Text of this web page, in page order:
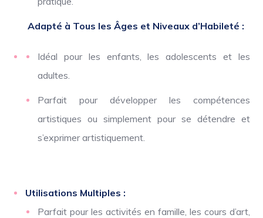
Adapté à Tous les Âges et Niveaux d’Habileté :
Idéal pour les enfants, les adolescents et les
adultes.
Parfait pour développer les compétences
artistiques ou simplement pour se détendre et
s’exprimer artistiquement.
Utilisations Multiples :
Parfait pour les activités en famille, les cours d’art,